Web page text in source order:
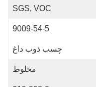
SGS, VOC
9009-54-5
چسب ذوب داغ
مخلوط